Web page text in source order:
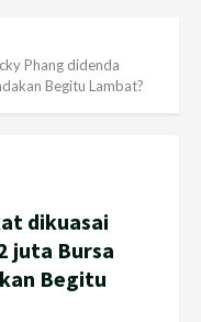
Phang didenda
Begitu Lambat?
dikuasai
juta Bursa
Begitu